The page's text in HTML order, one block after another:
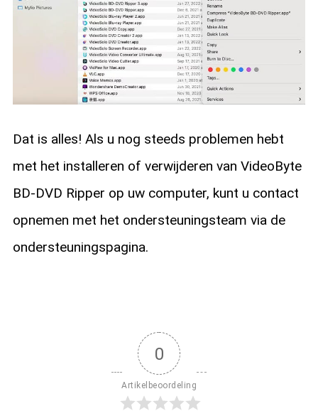
Dat is alles! Als u nog steeds problemen hebt
met het installeren of verwijderen van VideoByte
BD-DVD Ripper op uw computer, kunt u contact
opnemen met het ondersteuningsteam via de
ondersteuningspagina.
0
Artikelbeoordeling